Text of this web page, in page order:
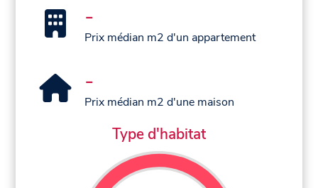
-
Prix médian m2 d'un appartement
-
Prix médian m2 d'une maison
Type d'habitat